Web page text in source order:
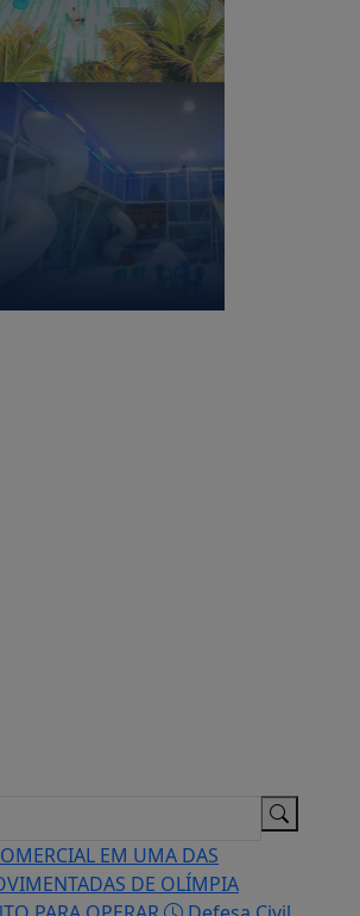
EM UMA DAS
DE OLÍMPIA
PARA OPERAR
ao frio para reforçar
Olímpia
mês com arrecadação
a diversidade cultural
no David Oliveira Auto